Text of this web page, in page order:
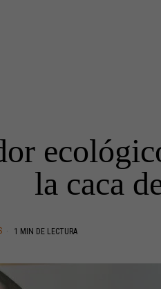
la caca
1 MIN DE LECTURA